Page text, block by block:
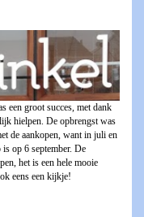
een groot succes, met dank
hielpen. De opbrengst was
de aankopen, want in juli en
op 6 september. De
het is een hele mooie
eens een kijkje!